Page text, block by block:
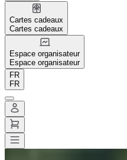
Cartes cadeaux
Cartes cadeaux
Espace organisateur
Espace organisateur
FR
FR